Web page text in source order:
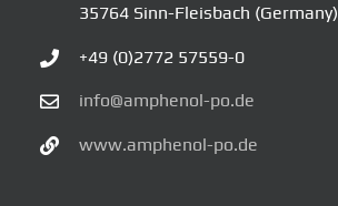
35764 Sinn-Fleisbach (Germany)
+49 (0)2772 57559-0
info@amphenol-po.de
www.amphenol-po.de